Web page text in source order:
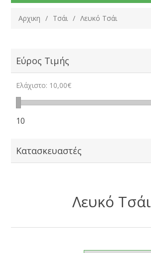
Αρχικη / Τσάι / Λευκό Τσάι
Εύρος Τιμής
Ελάχιστο: 10,00€
10
Κατασκευαστές
Λευκό Τσάι